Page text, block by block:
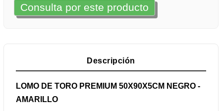
Consulta por este producto
Descripción
LOMO DE TORO PREMIUM 50X90X5CM NEGRO -
AMARILLO